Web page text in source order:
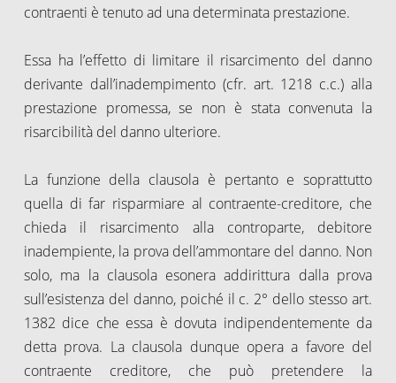
contraenti è tenuto ad una determinata prestazione.
Essa ha l’effetto di limitare il risarcimento del danno
derivante dall’inadempimento (cfr. art. 1218 c.c.) alla
prestazione promessa, se non è stata convenuta la
risarcibilità del danno ulteriore.
La funzione della clausola è pertanto e soprattutto
quella di far risparmiare al contraente-creditore, che
chieda il risarcimento alla controparte, debitore
inadempiente, la prova dell’ammontare del danno. Non
solo, ma la clausola esonera addirittura dalla prova
sull’esistenza del danno, poiché il c. 2° dello stesso art.
1382 dice che essa è dovuta indipendentemente da
detta prova. La clausola dunque opera a favore del
contraente creditore, che può pretendere la